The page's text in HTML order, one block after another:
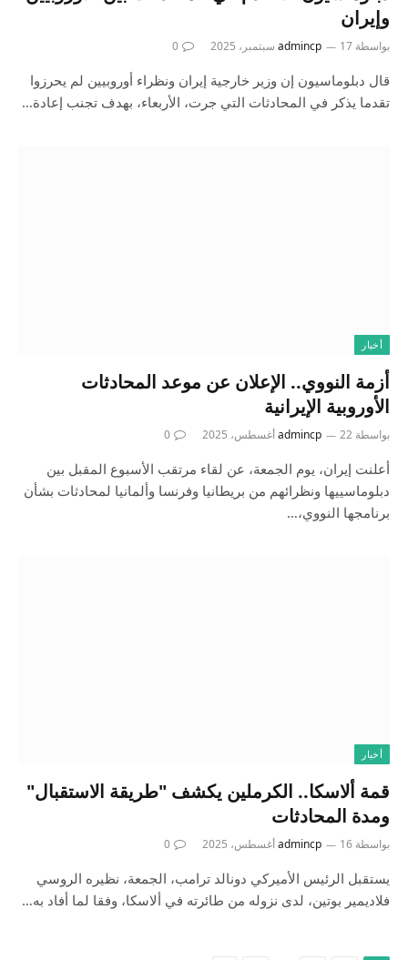
وإيران
بواسطة admincp 17 سبتمبر، 2025 0
قال دبلوماسيون إن وزير خارجية إيران ونظراء أوروبيين لم يحرزوا
تقدما يذكر في المحادثات التي جرت، الأربعاء، بهدف تجنب إعادة…
أخبار
أزمة النووي.. الإعلان عن موعد المحادثات
الأوروبية الإيرانية
بواسطة admincp 22 أغسطس، 2025 0
أعلنت إيران، يوم الجمعة، عن لقاء مرتقب الأسبوع المقبل بين
دبلوماسييها ونظرائهم من بريطانيا وفرنسا وألمانيا لمحادثات بشأن
برنامجها النووي،…
أخبار
قمة ألاسكا.. الكرملين يكشف "طريقة الاستقبال"
ومدة المحادثات
بواسطة admincp 16 أغسطس، 2025 0
يستقبل الرئيس الأميركي دونالد ترامب، الجمعة، نظيره الروسي
فلاديمير بوتين، لدى نزوله من طائرته في ألاسكا، وفقا لما أفاد به…